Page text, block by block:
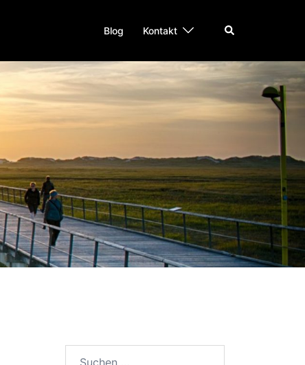
Blog Kontakt Suche